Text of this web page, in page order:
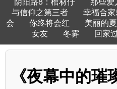
阴阳路8：棺材仔
那些爱
与信仰之第三者
幸福合
会
你终将会红 美丽的
女友
冬雾 回家
《夜幕中的